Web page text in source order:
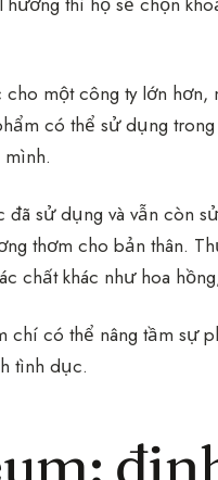
cho một công ty lớn
có thể sử dụng
sử dụng và vẫn còn
thơm cho bản thân.
chất khác như hoa
chí có thể nâng tầm sự
tình dục.